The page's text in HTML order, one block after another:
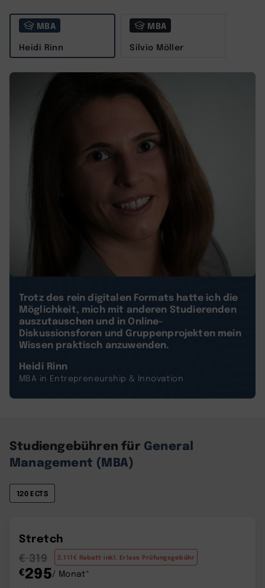
MBA
Heidi Rinn
MBA
Silvio Möller
Trotz des rein digitalen Formats hatte ich die
Möglichkeit, mich mit anderen Studierenden
auszutauschen und in Online-
Diskussionsforen und Gruppenprojekten mein
Wissen praktisch anzuwenden.
Heidi Rinn
MBA in Entrepreneurship & Innovation
Studiengebühren für General
Management (MBA)
120 ECTS
Stretch
€ 319
2.111€ Rabatt inkl. Erlass Prüfungsgebühr
€295/ Monat*